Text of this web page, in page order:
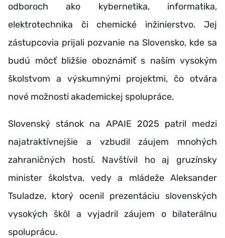
odboroch ako kybernetika, informatika,
elektrotechnika či chemické inžinierstvo. Jej
zástupcovia prijali pozvanie na Slovensko, kde sa
budú môcť bližšie oboznámiť s naším vysokým
školstvom a výskumnými projektmi, čo otvára
nové možnosti akademickej spolupráce.
Slovenský stánok na APAIE 2025 patril medzi
najatraktívnejšie a vzbudil záujem mnohých
zahraničných hostí. Navštívil ho aj gruzínsky
minister školstva, vedy a mládeže Aleksander
Tsuladze, ktorý ocenil prezentáciu slovenských
vysokých škôl a vyjadril záujem o bilaterálnu
spoluprácu.